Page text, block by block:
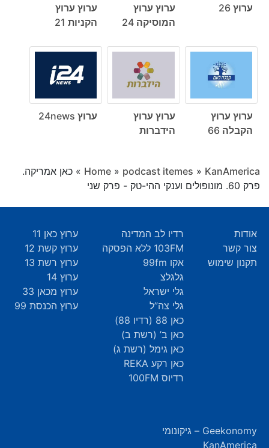
ערוץ 26
ערוץ ערוץ
המוסיקה 24
ערוץ ערוץ
הקניות 21
ערוץ ערוץ
הקבלה 66
ערוץ ערוץ
הידברות
ערוץ 24news
Home » podcast itemes » KanAmerica
» כאן אמריקה.
פרק 60. מונופולים וענקי ההי-טק - פרק שני
אודות
צור קשר
תקנון שימוש
רדיו לב המדינה
103FM ללא הפסקה
אקו 99fm
גלגלצ
גלי ישראל
גלי צה”ל
כאן 88 (רדיו 88)
כאן ב’ (רשת ב)
כאן גימל (רשת ג)
כאן רקע REKA
רדיוס 100FM
ערוץ כאן 11
ערוץ קשת 12
ערוץ רשת 13
ערוץ 14
ערוץ מכאן 33
ערוץ הכנסת 99
Geekonomy – גיקונומי
KanAmerica